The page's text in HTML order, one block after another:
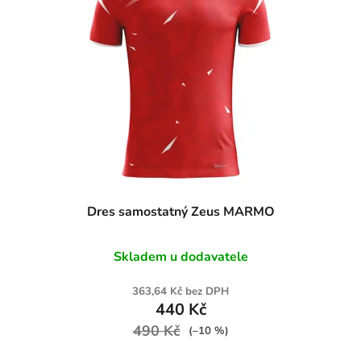
Dres samostatný Zeus MARMO
Skladem u dodavatele
363,64 Kč bez DPH
440 Kč
490 Kč (–10 %)